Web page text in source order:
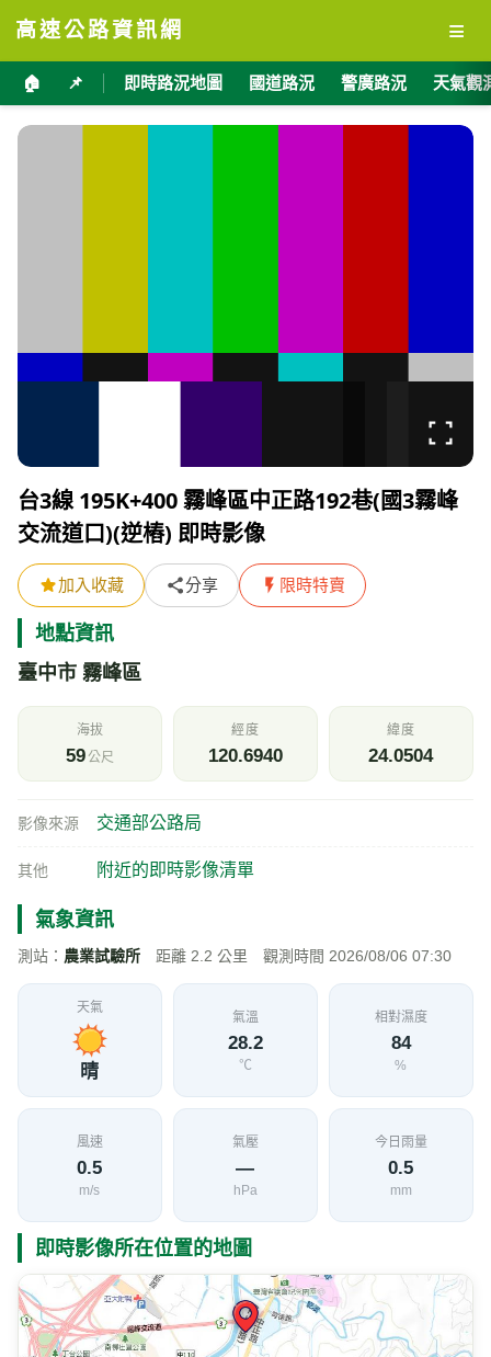
高速公路資訊網 ≡
🏠 📌 即時路況地圖 國道路況 警廣路況 天氣觀
台3線 195K+400 霧峰區中正路192巷(國3霧峰
交流道口)(逆樁) 即時影像
加入收藏 分享 限時特賣
地點資訊
臺中市 霧峰區
海拔
59公尺
經度
120.6940
緯度
24.0504
影像來源 交通部公路局
其他 附近的即時影像清單
氣象資訊
測站： 農業試驗所 距離 2.2 公里 觀測時間 2026/08/06 07:30
天氣
晴
氣溫
28.2
℃
相對濕度
84
%
風速
0.5
m/s
氣壓
—
hPa
今日雨量
0.5
mm
即時影像所在位置的地圖